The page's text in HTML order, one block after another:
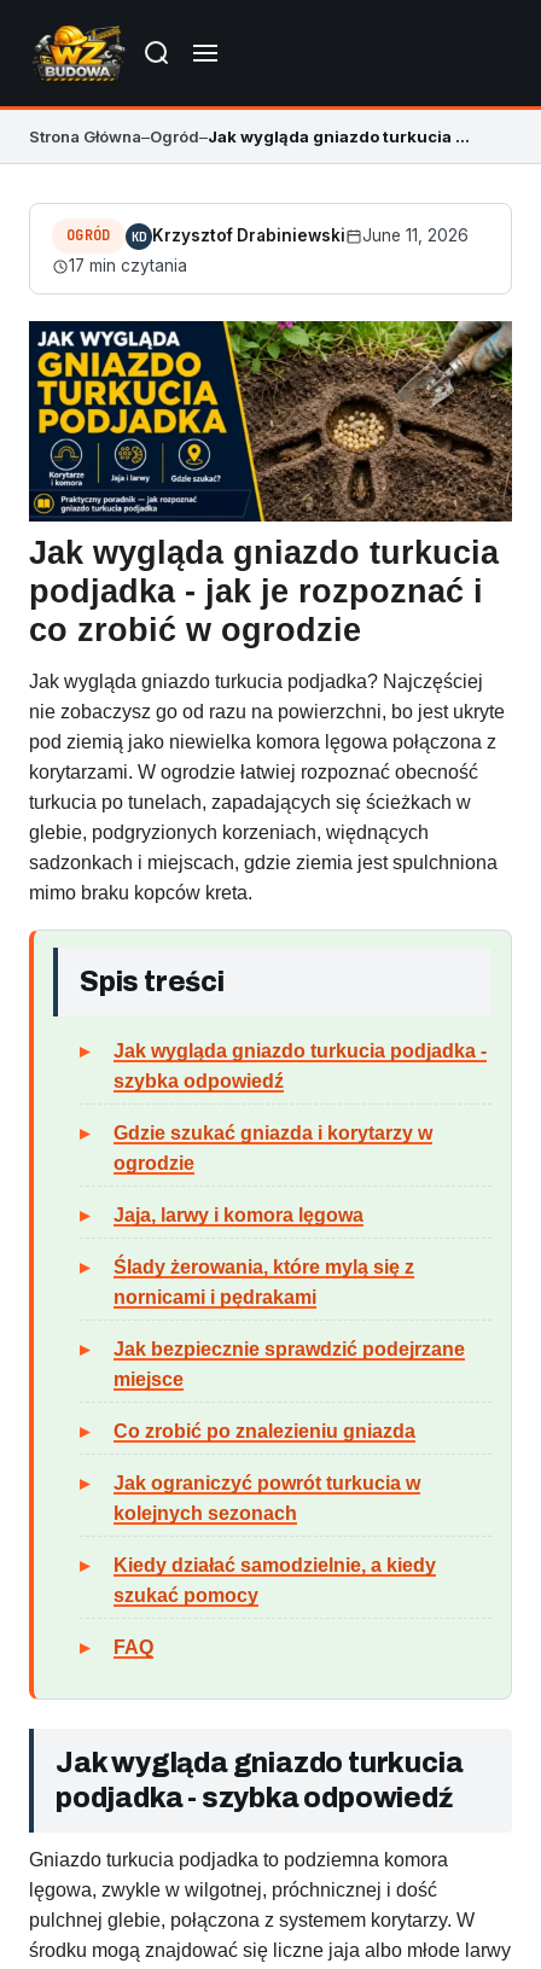
Strona Główna–Ogród– Jak wygląda gniazdo turkucia podjadka w ziemi
OGRÓD KD Krzysztof Drabiniewski
June 11, 2026
17 min czytania
Jak wygląda gniazdo turkucia
podjadka - jak je rozpoznać i
co zrobić w ogrodzie
Jak wygląda gniazdo turkucia podjadka? Najczęściej
nie zobaczysz go od razu na powierzchni, bo jest ukryte
pod ziemią jako niewielka komora lęgowa połączona z
korytarzami. W ogrodzie łatwiej rozpoznać obecność
turkucia po tunelach, zapadających się ścieżkach w
glebie, podgryzionych korzeniach, więdnących
sadzonkach i miejscach, gdzie ziemia jest spulchniona
mimo braku kopców kreta.
Spis treści
Jak wygląda gniazdo turkucia podjadka -
szybka odpowiedź
Gdzie szukać gniazda i korytarzy w
ogrodzie
Jaja, larwy i komora lęgowa
Ślady żerowania, które mylą się z
nornicami i pędrakami
Jak bezpiecznie sprawdzić podejrzane
miejsce
Co zrobić po znalezieniu gniazda
Jak ograniczyć powrót turkucia w
kolejnych sezonach
Kiedy działać samodzielnie, a kiedy
szukać pomocy
FAQ
Jak wygląda gniazdo turkucia
podjadka - szybka odpowiedź
Gniazdo turkucia podjadka to podziemna komora
lęgowa, zwykle w wilgotnej, próchnicznej i dość
pulchnej glebie, połączona z systemem korytarzy. W
środku mogą znajdować się liczne jaja albo młode larwy